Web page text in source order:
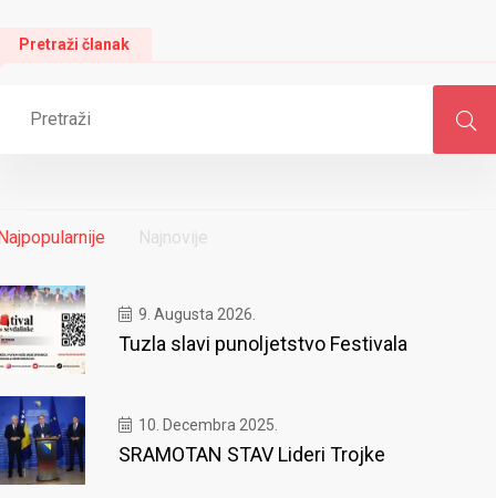
Pretraži članak
Najnovije
9. Augusta 2026.
Tuzla slavi punoljetstvo Festivala
10. Decembra 2025.
SRAMOTAN STAV Lideri Trojke